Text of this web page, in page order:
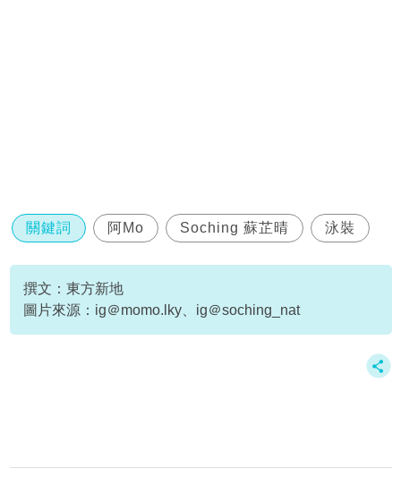
關鍵詞 阿Mo Soching 蘇芷晴 泳裝
撰文：東方新地
圖片來源：ig＠momo.lky、ig＠soching_nat